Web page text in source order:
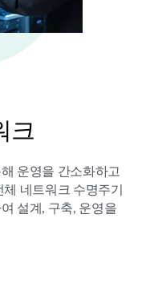
크
운영을 간소화하고
네트워크 수명주기
설계, 구축, 운영을